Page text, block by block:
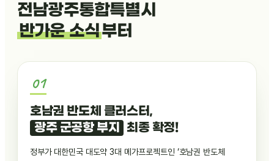
전남광주통합특별시
반가운 소식부터
호남권 반도체 클러스터,
광주 군공항 부지
최종 확정!
정부가 대한민국 대도약 3대 메가프로젝트인 ‘호남권 반도체